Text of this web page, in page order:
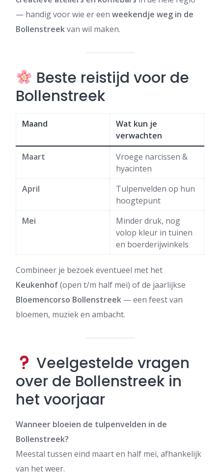
— handig voor wie er een weekendje weg in de
Bollenstreekvan wil maken.
Beste reistijd voor de
Bollenstreek
Maand
Wat kun je
verwachten
Maart
Vroege narcissen &
hyacinten
April
Tulpenvelden op hun
hoogtepunt
Mei
Minder druk, nog
volop kleur in tuinen
en boerderijwinkels
Combineer je bezoek eventueel met het
Keukenhof(open t/m half mei) of de jaarlijkse
Bloemencorso Bollenstreek — een feest van
bloemen, muziek en ambacht.
Veelgestelde vragen
over de Bollenstreek in
het voorjaar
Wanneer bloeien de tulpenvelden in de
Bollenstreek?
Meestal tussen eind maart en half mei, afhankelijk
van het weer.